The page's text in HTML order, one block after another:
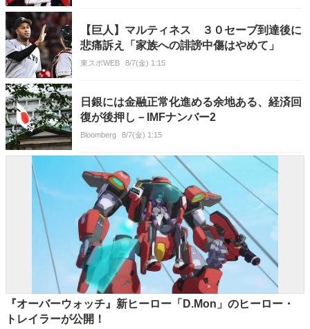
【巨人】マルティネス ３０セーブ到達後に
悲痛訴え「家族への誹謗中傷はやめて」
東スポWEB 8/7(金) 1:15
日銀には金融正常化進める余地ある、経済回
復が後押し－IMFナンバー2
Bloomberg 8/7(金) 1:15
『オーバーウォッチ』新ヒーロー「D.Mon」のヒーロー・
トレイラーが公開！